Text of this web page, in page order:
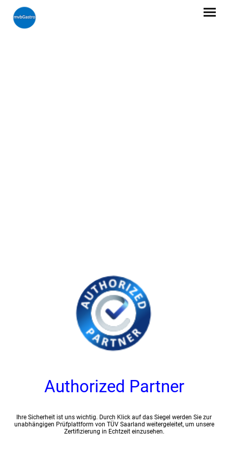
Authorized Partner
Ihre Sicherheit ist uns wichtig. Durch Klick auf das Siegel werden Sie zur
unabhängigen Prüfplattform von TÜV Saarland weitergeleitet, um unsere
Zertifizierung in Echtzeit einzusehen.